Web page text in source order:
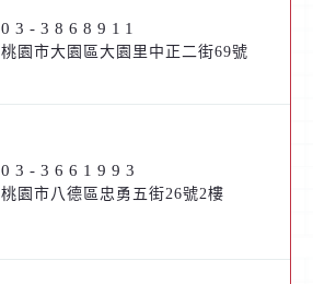
03-3868911
桃園市大園區大園里中正二街69號
03-3661993
桃園市八德區忠勇五街26號2樓